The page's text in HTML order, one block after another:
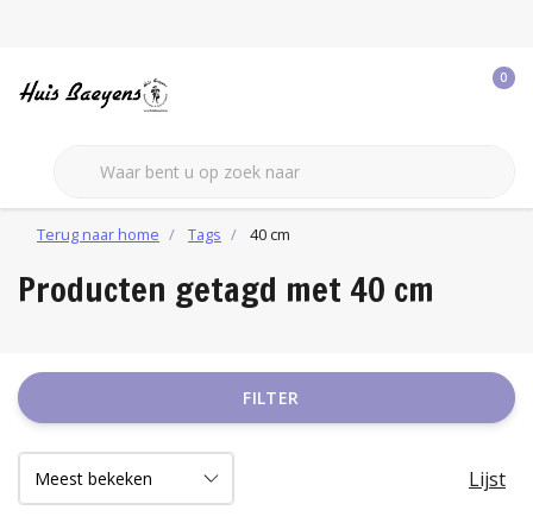
0
Terug naar home Tags 40 cm
Producten getagd met 40 cm
FILTER
Lijst